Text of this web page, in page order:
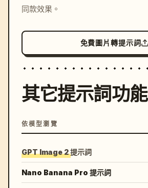
同款效果。
免費圖片轉提示詞
其它提示詞功能
依模型瀏覽
GPT Image 2 提示詞
Nano Banana Pro 提示詞